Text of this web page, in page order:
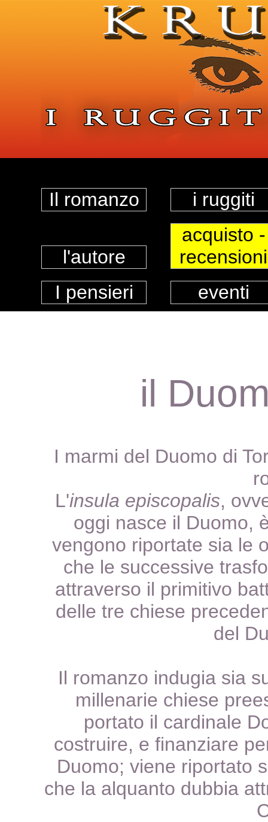
Il romanzo i ruggiti
l'autore
acquisto -
recensioni
I pensieri
eventi
il
I marmi del Duomo di
L'insula episcopalis,
oggi nasce il Duomo,
vengono riportate sia le
che le successive
attraverso il primitivo
delle tre chiese
del
Il romanzo indugia sia
millenarie chiese
portato il cardinale
costruire, e finanziare
Duomo; viene riportato
che la alquanto dubbia